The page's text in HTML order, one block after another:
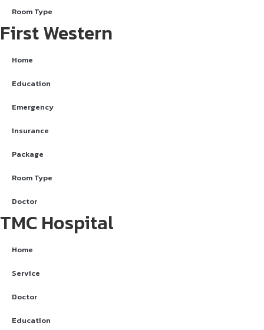
Room Type
First Western
Home
Education
Emergency
Insurance
Package
Room Type
Doctor
TMC Hospital
Home
Service
Doctor
Education